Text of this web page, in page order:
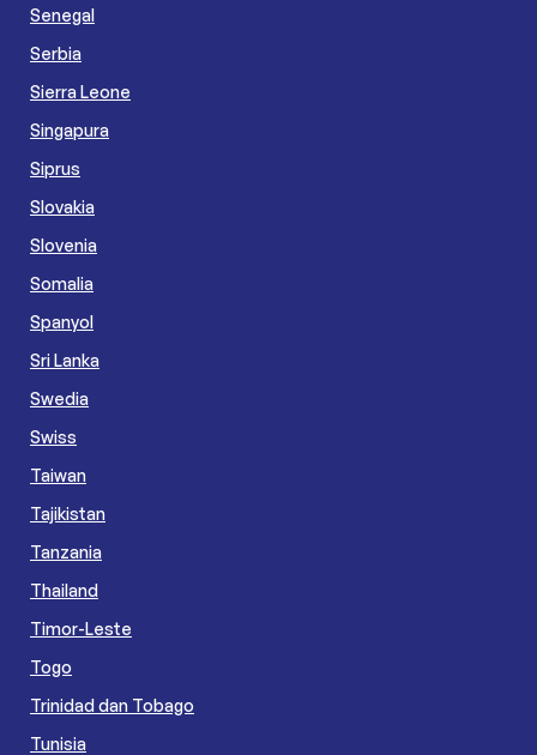
Senegal
Serbia
Sierra Leone
Singapura
Siprus
Slovakia
Slovenia
Somalia
Spanyol
Sri Lanka
Swedia
Swiss
Taiwan
Tajikistan
Tanzania
Thailand
Timor-Leste
Togo
Trinidad dan Tobago
Tunisia